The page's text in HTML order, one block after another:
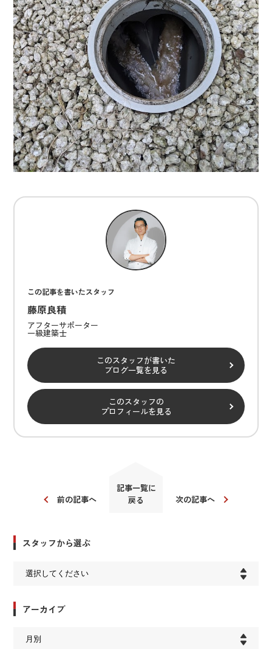
この記事を書いたスタッフ
藤原良積
アフターサポーター
一級建築士
このスタッフが書いた
ブログ一覧を見る
このスタッフの
プロフィールを見る
前の記事へ
記事一覧に
戻る
次の記事へ
スタッフから選ぶ
アーカイブ